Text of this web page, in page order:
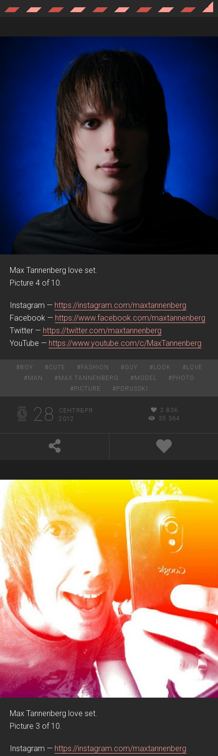
Max Tannenberg love set.
Picture 4 of 10.
Instagram — https://instagram.com/maxtannenberg
Facebook — https://www.facebook.com/maxtannenberg
Twitter — https://twitter.com/maxtannenberg
YouTube — https://www.youtube.com/c/MaxTannenberg
# BOY #CUTE # FASHION #GUY # LOOK # LOVE
# MAN # MAX TANNENBERG # MODEL # PHOTO
# PICTURE # PORUSSKI
28
СЕНТЯБРЯ
2012
2 836
35 364
Max Tannenberg love set.
Picture 3 of 10.
Instagram — https://instagram.com/maxtannenberg